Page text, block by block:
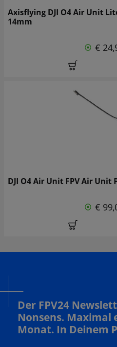
Axisflying DJI O4 Air Unit
14mm
€
DJI O4 Air Unit FPV Air Unit
€
Der FPV24
Nonsens. Maximal
Monat. In Deinem